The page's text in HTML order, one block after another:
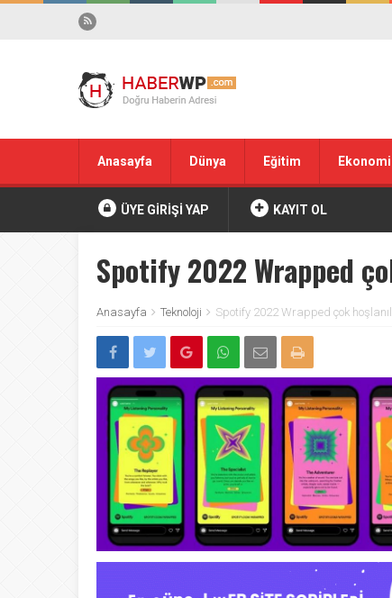
Anasayfa Dünya Eğitim Ekonomi
ÜYE GİRİŞİ YAP KAYIT OL
Spotify 2022 Wrapped
Anasayfa Teknoloji Spotify 2022 Wrapped çok